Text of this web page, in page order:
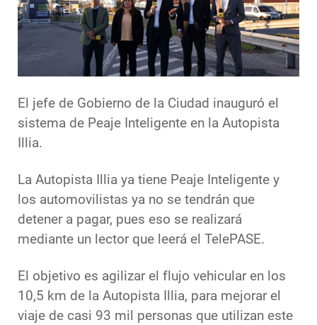
El jefe de Gobierno de la Ciudad inauguró el
sistema de Peaje Inteligente en la Autopista
Illia.
La Autopista Illia ya tiene Peaje Inteligente y
los automovilistas ya no se tendrán que
detener a pagar, pues eso se realizará
mediante un lector que leerá el TelePASE.
El objetivo es agilizar el flujo vehicular en los
10,5 km de la Autopista Illia, para mejorar el
viaje de casi 93 mil personas que utilizan este